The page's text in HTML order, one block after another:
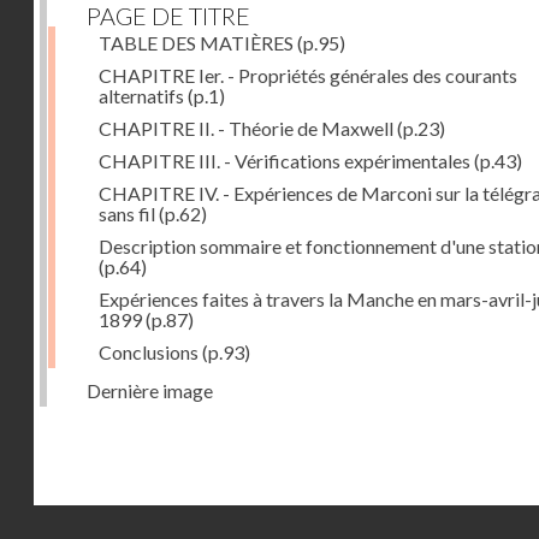
PAGE DE TITRE
TABLE DES MATIÈRES (p.95)
CHAPITRE Ier. - Propriétés générales des courants
alternatifs (p.1)
CHAPITRE II. - Théorie de Maxwell(p.23)
CHAPITRE III. - Vérifications expérimentales (p.43)
CHAPITRE IV. - Expériences de Marconi sur la
sans fil(p.62)
Description sommaire et fonctionnement d'une
(p.64)
Expériences faites à travers la Manche en mars-avril-
1899(p.87)
Conclusions (p.93)
Dernière image